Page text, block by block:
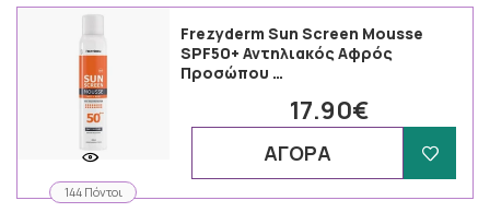
144 Πόντοι
Frezyderm Sun Screen Mousse
SPF50+ Αντηλιακός Αφρός
Προσώπου …
17.90€
ΑΓΟΡΑ